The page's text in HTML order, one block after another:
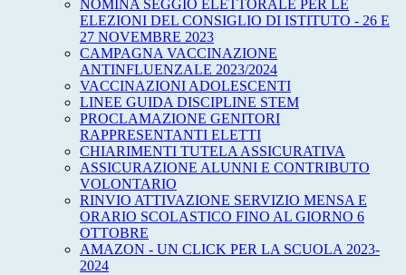
NOMINA SEGGIO ELETTORALE PER LE
ELEZIONI DEL CONSIGLIO DI ISTITUTO - 26 E
27 NOVEMBRE 2023
CAMPAGNA VACCINAZIONE
ANTINFLUENZALE 2023/2024
VACCINAZIONI ADOLESCENTI
LINEE GUIDA DISCIPLINE STEM
PROCLAMAZIONE GENITORI
RAPPRESENTANTI ELETTI
CHIARIMENTI TUTELA ASSICURATIVA
ASSICURAZIONE ALUNNI E CONTRIBUTO
VOLONTARIO
RINVIO ATTIVAZIONE SERVIZIO MENSA E
ORARIO SCOLASTICO FINO AL GIORNO 6
OTTOBRE
AMAZON - UN CLICK PER LA SCUOLA 2023-
2024